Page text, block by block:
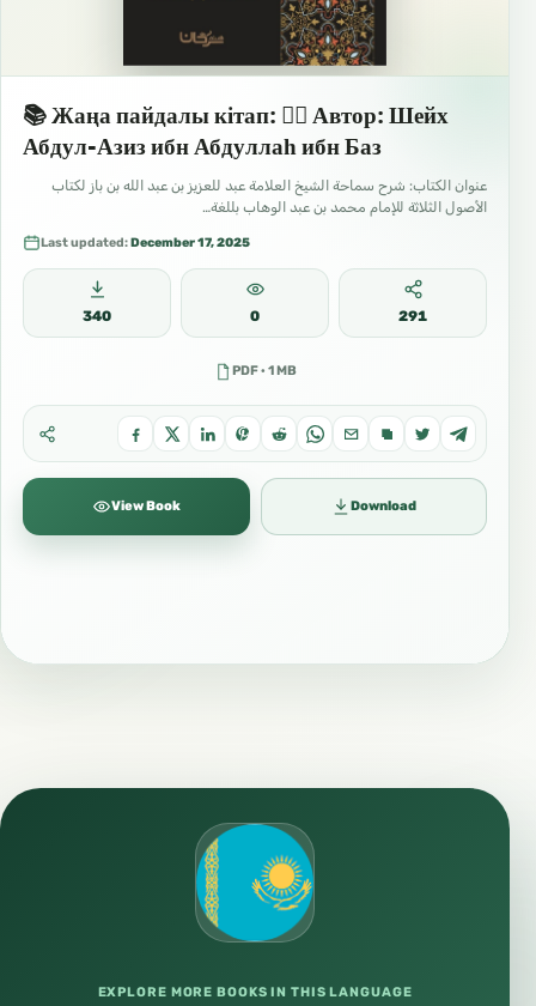
📚 Жаңа пайдалы кітап: ✍🏼 Автор: Шейх
Абдул-Азиз ибн Абдуллаһ ибн Баз
عنوان الكتاب: شرح سماحة الشيخ العلامة عبد للعزيز بن عبد الله بن باز لكتاب
الأصول الثلاثة للإمام محمد بن عبد الوهاب بللغة…
Last updated:December 17, 2025
340 0 291
PDF · 1 MB
View Book Download
EXPLORE MORE BOOKS IN THIS LANGUAGE